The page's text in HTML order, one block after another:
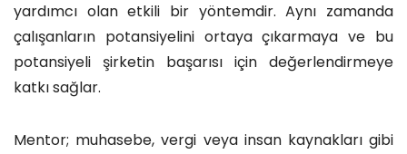
yardımcı olan etkili bir yöntemdir. Aynı zamanda
çalışanların potansiyelini ortaya çıkarmaya ve bu
potansiyeli şirketin başarısı için değerlendirmeye
katkı sağlar.
Mentor; muhasebe, vergi veya insan kaynakları gibi